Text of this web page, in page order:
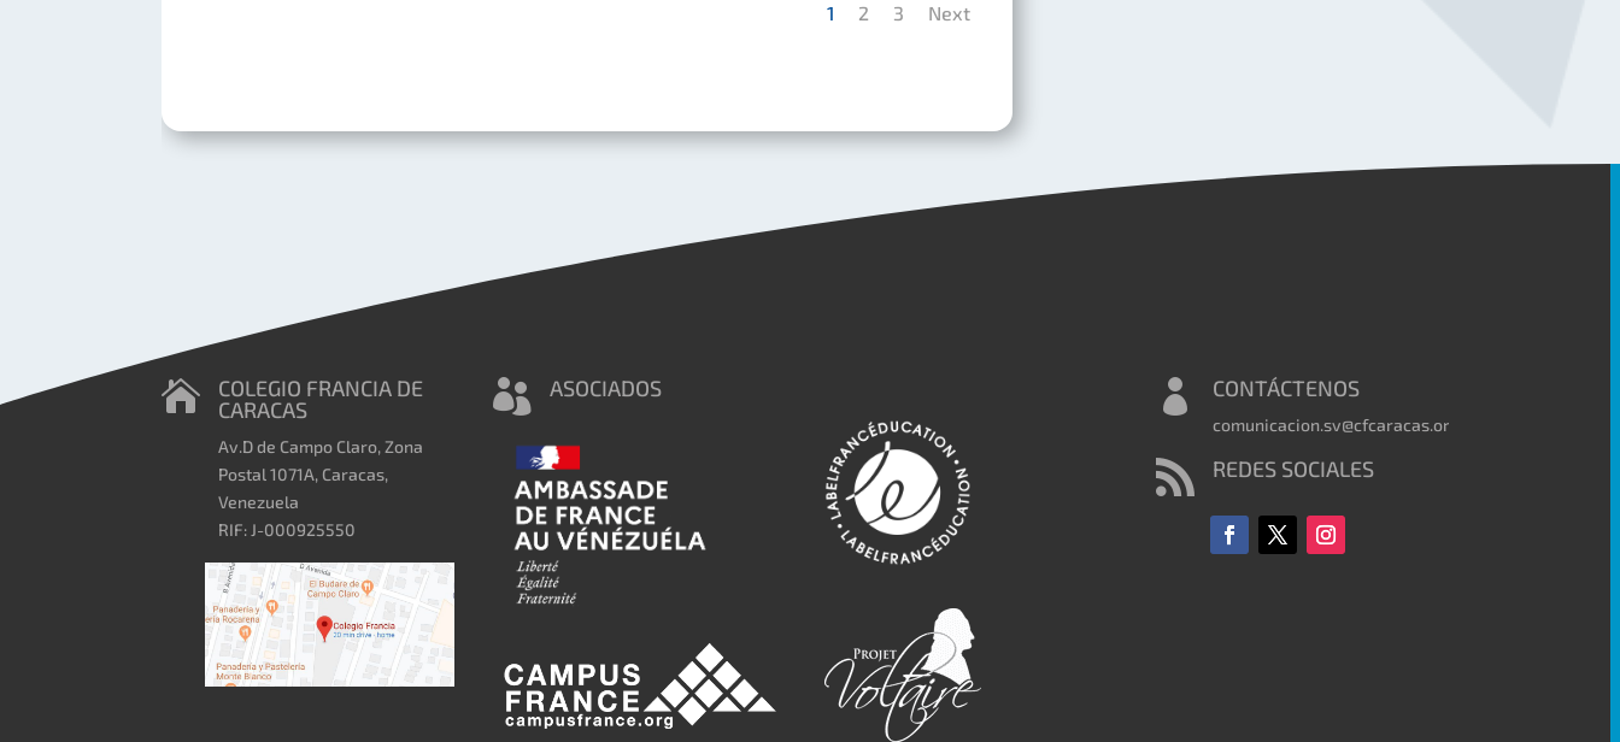
1 2 3 Next

COLEGIO FRANCIA DE
CARACAS
Av.D de Campo Claro, Zona
Postal 1071A, Caracas,
Venezuela
RIF: J-000925550
 ASOCIADOS  CONTÁCTENOS
comunicacion.sv@cfcaracas.org
 REDES SOCIALES